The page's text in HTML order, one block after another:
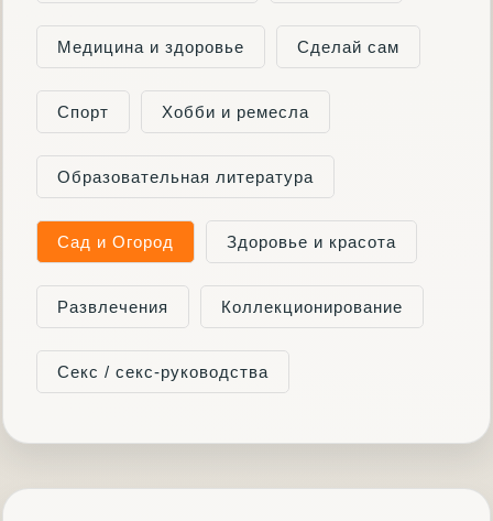
Медицина и здоровье Сделай сам
Спорт Хобби и ремесла
Образовательная литература
Сад и Огород Здоровье и красота
Развлечения Коллекционирование
Секс / секс-руководства